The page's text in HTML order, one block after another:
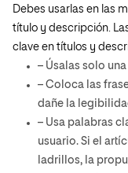
Debes usarlas en las
título y descripción.
clave en títulos y
– Úsalas solo una
– Coloca las
dañe la
– Usa palabras
usuario. Si el
ladrillos, la